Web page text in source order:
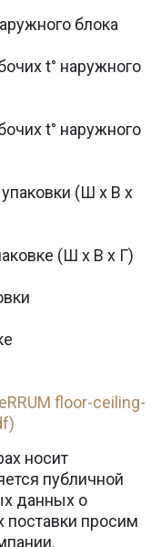
блока
t° наружного
t° наружного
(Ш х В х
(Ш х В х Г)
floor-ceiling-
носит
публичной
данных о
поставки просим